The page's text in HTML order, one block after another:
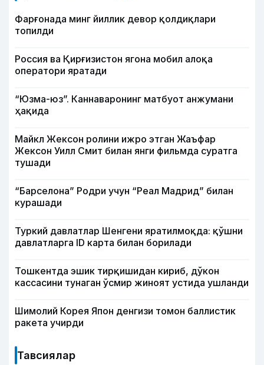
Фарғонада минг йиллик девор қолдиқлари
топилди
Россия ва Қирғизистон ягона мобил алоқа
оператори яратади
“Юзма-юз”. Каннаваронинг матбуот анжумани
ҳақида
Майкл Жексон ролини ижро этган Жаъфар
Жексон Уилл Смит билан янги фильмда суратга
тушади
“Барселона” Родри учун “Реал Мадрид” билан
курашади
Туркий давлатлар Шенгени яратилмоқда: қўшни
давлатларга ID карта билан борилади
Тошкентда эшик тирқишидан кириб, дўкон
кассасини тунаган ўсмир жиноят устида ушланди
Шимолий Корея Япон денгизи томон баллистик
ракета учирди
Тавсиялар